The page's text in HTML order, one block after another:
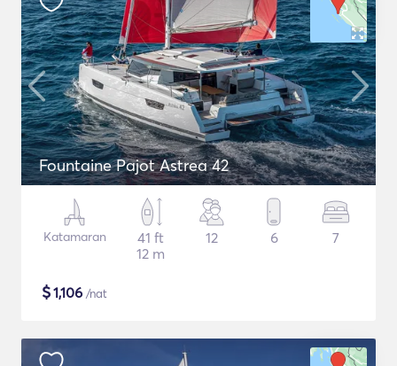
Fountaine Pajot Astrea 42
Katamaran
41 ft
12 m
12 6 7
$1,106 /nat